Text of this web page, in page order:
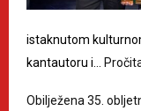
istaknutom
kantautoru i…
Obilježena 35.